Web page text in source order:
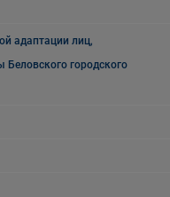
адаптации лиц,
городского